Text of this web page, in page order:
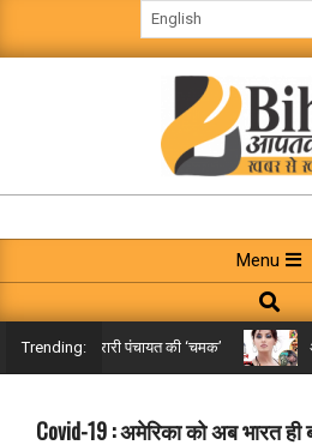
to
BIHAR
AAPTAK
Navigation
Menu
Menu
Search
Trending:
तक पहुंची गरारी पंचायत की ‘चमक’
Covid-19 : अमेरिका को अब भारत